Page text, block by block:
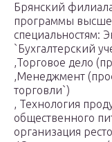
Брянский
программы
специальностям:
`Бухгалтерский
,Торговое дело
,Менеджмент
торговли`)
, Технология
общественного
организация